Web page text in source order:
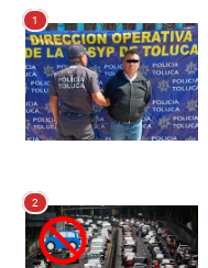
1
2